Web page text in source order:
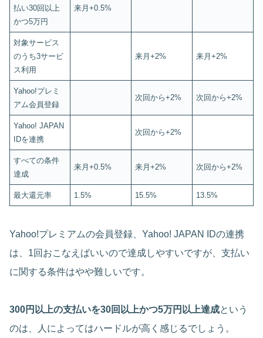
払い30回以上
かつ5万円
来月+0.5%
対象サービス
のうち3サービ
ス利用
来月+2% 来月+2%
Yahoo!プレミ
アム会員登録
次回から+2% 次回から+2%
Yahoo! JAPAN
IDを連携
次回から+2%
すべての条件
達成
来月+0.5% 来月+2% 次回から+2%
最大還元率 1.5% 15.5% 13.5%
Yahoo!プレミアムの会員登録、Yahoo! JAPAN IDの連携
は、1回おこなえばいいので達成しやすいですが、支払い
に関する条件はやや難しいです。
300円以上の支払いを30回以上かつ5万円以上達成という
のは、人によってはハードルが高く感じるでしょう。